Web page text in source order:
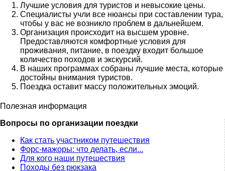
Лучшие условия для туристов и невысокие цены.
Специалисты учли все нюансы при составлении тура,
чтобы у вас не возникло проблем в дальнейшем.
Организация происходит на высшем уровне.
Предоставляются комфортные условия для
проживания, питание, в поездку входит большое
количество походов и экскурсий.
В наших программах собраны лучшие места, которые
достойны внимания туристов.
Поездка оставит массу положительных эмоций.
Полезная информация
Вопросы по организации поездки
Как стать участником путешествия
Форс-мажоры: что делать, если...
Для кого наши путешествия
Походы без рюкзака